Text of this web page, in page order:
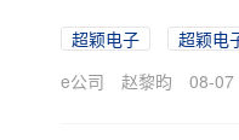
超颖电子 超颖电
e公司
赵黎昀 08-07